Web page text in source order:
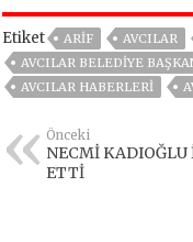
Etiket ARİF AVCILAR
AVCILAR BELEDIYE
AVCILAR HABERLERI
Önceki
NECMİ KADIOĞLU
ETTİ